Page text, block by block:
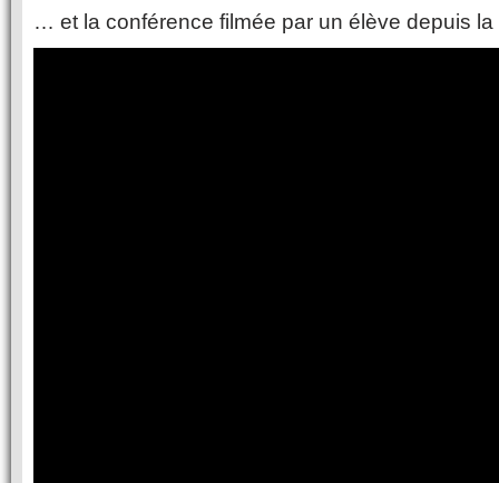
… et la conférence filmée par un élève depuis la